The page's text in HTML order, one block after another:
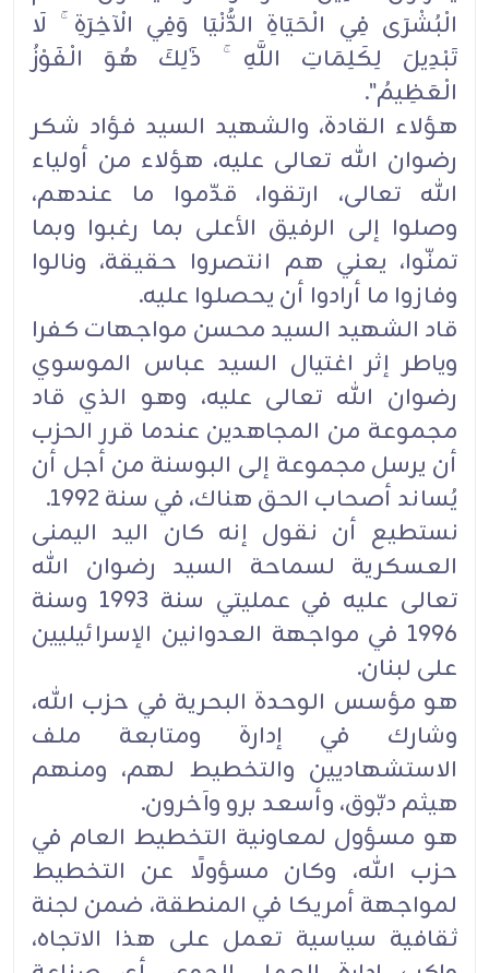
الْبُشْرَى فِي الْحَيَاةِ الدُّنْيَا وَفِي ‏الْآخِرَةِ ۚ لَا
تَبْدِيلَ لِكَلِمَاتِ اللَّهِ ۚ ذَٰلِكَ هُوَ الْفَوْزُ
الْعَظِيمُ".‏
هؤلاء القادة، والشهيد السيد فؤاد شكر
رضوان الله تعالى عليه، هؤلاء من أولياء
الله تعالى، ارتقوا، قدّموا ما ‏عندهم،
وصلوا إلى الرفيق الأعلى بما رغبوا وبما
تمنّوا، يعني هم انتصروا حقيقة، ونالوا
وفازوا ما أرادوا ‏أن يحصلوا عليه.‏
قاد الشهيد السيد محسن مواجهات كفرا
وياطر إثر اغتيال السيد عباس الموسوي
رضوان الله تعالى عليه، ‏وهو الذي قاد
مجموعة من المجاهدين عندما قرر الحزب
أن يرسل مجموعة إلى البوسنة من أجل أن
يُساند ‏أصحاب الحق هناك، في سنة 1992.‏
نستطيع أن نقول إنه كان اليد اليمنى
العسكرية لسماحة السيد رضوان الله
تعالى عليه في عمليتي سنة 1993 ‏وسنة
1996 في مواجهة العدوانين الإسرائيليين
على لبنان.‏
هو مؤسس الوحدة البحرية في حزب الله،
وشارك في إدارة ومتابعة ملف
الاستشهاديين والتخطيط لهم، ‏ومنهم
هيثم دبّوق، وأسعد برو وآخرون.‏
هو مسؤول لمعاونية التخطيط العام في
حزب الله، وكان مسؤولًا عن التخطيط
لمواجهة أمريكا في المنطقة، ‏ضمن لجنة
ثقافية سياسية تعمل على هذا الاتجاه،